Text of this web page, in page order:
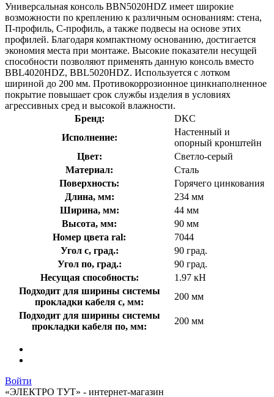
Универсальная консоль BBN5020HDZ имеет широкие
возможности по креплению к различным основаниям: стена,
П-профиль, С-профиль, а также подвесы на основе этих
профилей. Благодаря компактному основанию, достигается
экономия места при монтаже. Высокие показатели несущей
способности позволяют применять данную консоль вместо
BBL4020HDZ, BBL5020HDZ. Используется с лотком
шириной до 200 мм. Противокоррозионное цинкнаполненное
покрытие повышает срок службы изделия в условиях
агрессивных сред и высокой влажности.
Бренд:
DKC
Исполнение:
Настенный и
опорный кронштейн
Цвет:
Светло-серый
Материал:
Сталь
Поверхность:
Горячего цинкования
Длина, мм:
234 мм
Ширина, мм:
44 мм
Высота, мм:
90 мм
Номер цвета ral:
7044
Угол с, град.:
90 град.
Угол по, град.:
90 град.
Несущая способность:
1.97 кН
Подходит для ширины системы
прокладки кабеля с, мм:
200 мм
Подходит для ширины системы
прокладки кабеля по, мм:
200 мм
Войти
«ЭЛЕКТРО ТУТ» - интернет-магазин